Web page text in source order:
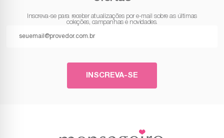
Inscreva-se para receber atualizações por e-mail sobre as últimas
coleções, campanhas e novidades.
INSCREVA-SE